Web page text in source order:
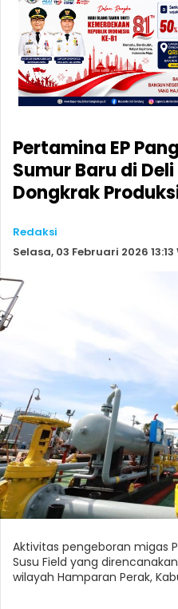
Pertamina EP
Sumur Baru di
Dongkrak
Redaksi
Selasa, 03 Februari 2026 13:13
Aktivitas pengeboran migas
Susu Field yang
wilayah Hamparan Perak,